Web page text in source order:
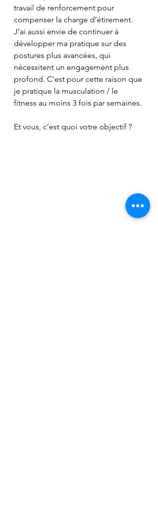
travail de renforcement pour
compenser la charge d’étirement.
J’ai aussi envie de continuer à
développer ma pratique sur des
postures plus avancées, qui
nécessitent un engagement plus
profond. C’est pour cette raison que
je pratique la musculation / le
fitness au moins 3 fois par semaines.
Et vous, c’est quoi votre objectif ?